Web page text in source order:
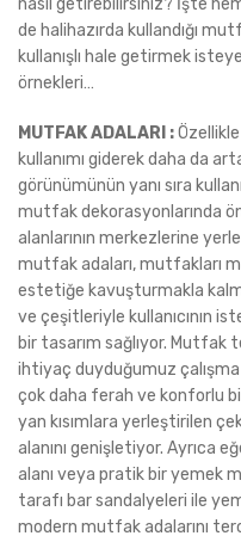
nasıl getirebilirsiniz? İşte
de halihazırda kullandığı
kullanışlı hale getirmek
örnekleri…
MUTFAK ADALARI :
kullanımı giderek daha da
görünümünün yanı sıra
mutfak dekorasyonlarında
alanlarının merkezlerine
mutfak adaları, mutfakları
estetiğe kavuşturmakla
ve çeşitleriyle kullanıcının
bir tasarım sağlıyor. Mutfak
ihtiyaç duyduğumuz
çok daha ferah ve konforlu
yan kısımlara yerleştirilen
alanını genişletiyor. Ayrıca
alanı veya pratik bir yemek
tarafı bar sandalyeleri ile
modern mutfak adalarını